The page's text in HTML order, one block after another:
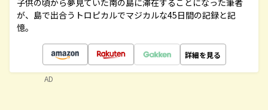
子供の頃から夢見ていた南の島に滞在することになった筆者
が、島で出合うトロピカルでマジカルな45日間の記録と記
憶。
詳細を見る
AD